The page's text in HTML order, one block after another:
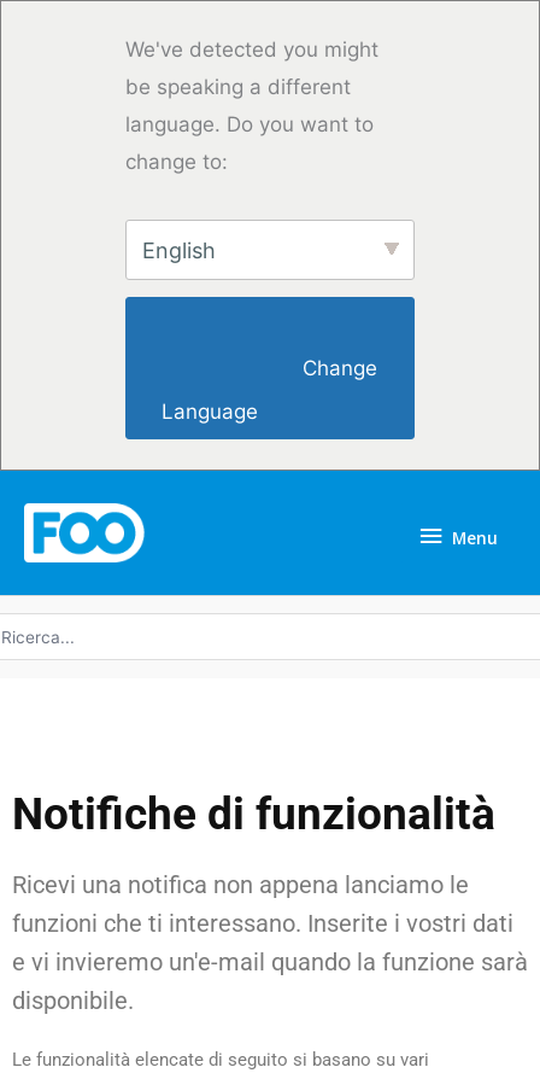
We've detected you might
be speaking a different
language. Do you want to
change to:
English
Language
Menu
Notifiche di funzionalità
Ricevi una notifica non appena lanciamo le
funzioni che ti interessano. Inserite i vostri dati
e vi invieremo un'e-mail quando la funzione sarà
disponibile.
Le funzionalità elencate di seguito si basano su vari